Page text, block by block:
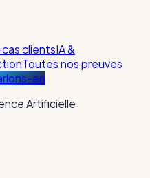
clientsIA &
Toutes nos preuves
en
Artificielle